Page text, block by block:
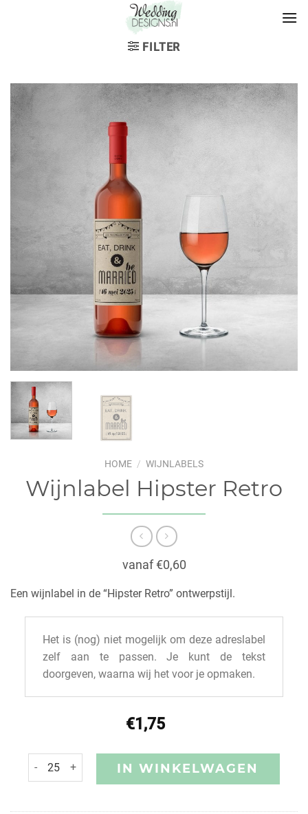
FILTER
HOME / WIJNLABELS
Wijnlabel Hipster Retro
vanaf €0,60
Een wijnlabel in de “Hipster Retro” ontwerpstijl.
Het is (nog) niet mogelijk om deze adreslabel
zelf aan te passen. Je kunt de tekst
doorgeven, waarna wij het voor je opmaken.
€1,75
IN WINKELWAGEN